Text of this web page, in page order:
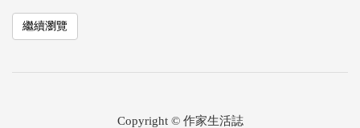
繼續瀏覽
Copyright © 作家生活誌